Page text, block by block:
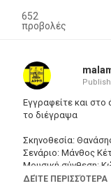
652
προβολές
Εγγραφείτε και στο
το διέγραψα
Σκηνοθεσία:
Σενάριο: Μάνθος
Μουσική σύνθεση:
Εταιρία παραγωγής:
ΔΕΊΤΕ ΠΕΡΙΣΣΌΤΕΡΑ